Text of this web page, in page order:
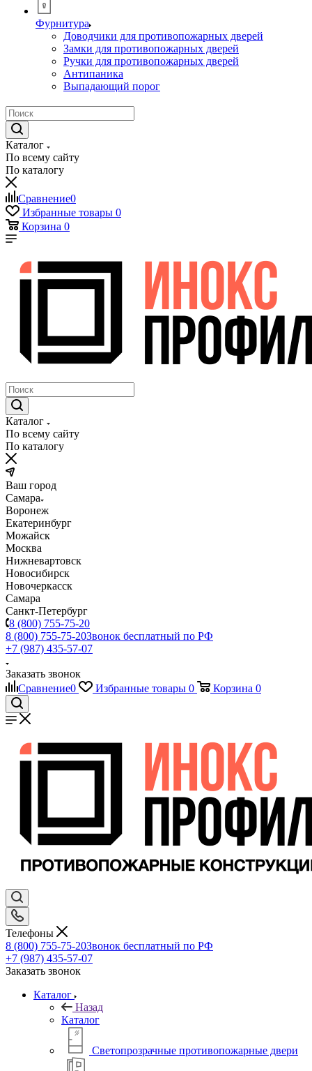
Фурнитура
Доводчики для противопожарных дверей
Замки для противопожарных дверей
Ручки для противопожарных дверей
Антипаника
Выпадающий порог
Каталог
По всему сайту
По каталогу
Сравнение0
Избранные товары 0
Корзина 0
Каталог
По всему сайту
По каталогу
Ваш город
Самара
Воронеж
Екатеринбург
Можайск
Москва
Нижневартовск
Новосибирск
Новочеркасск
Самара
Санкт-Петербург
8 (800) 755-75-20
8 (800) 755-75-20Звонок бесплатный по РФ
+7 (987) 435-57-07
Заказать звонок
Сравнение0 Избранные товары 0 Корзина 0
Телефоны
8 (800) 755-75-20Звонок бесплатный по РФ
+7 (987) 435-57-07
Заказать звонок
Каталог
Назад
Каталог
Светопрозрачные противопожарные двери